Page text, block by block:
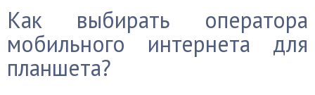
Как выбирать оператора
мобильного интернета для
планшета?